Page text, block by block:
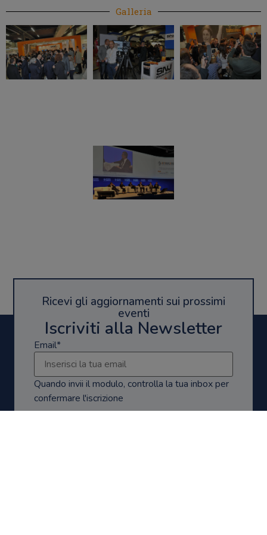
Galleria
Ricevi gli aggiornamenti sui prossimi
eventi
Iscriviti alla Newsletter
Email*
Quando invii il modulo, controlla la tua inbox per
confermare l'iscrizione